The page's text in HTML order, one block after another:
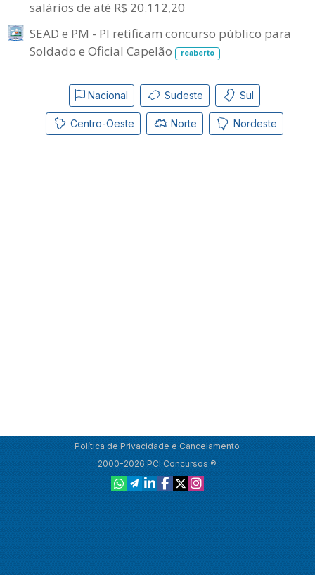
salários de até R$ 20.112,20
SEAD e PM - PI retificam concurso público para
Soldado e Oficial Capelão
reaberto
Nacional Sudeste Sul
Centro-Oeste Norte Nordeste
Política de Privacidade e Cancelamento
2000-2026 PCI Concursos ®